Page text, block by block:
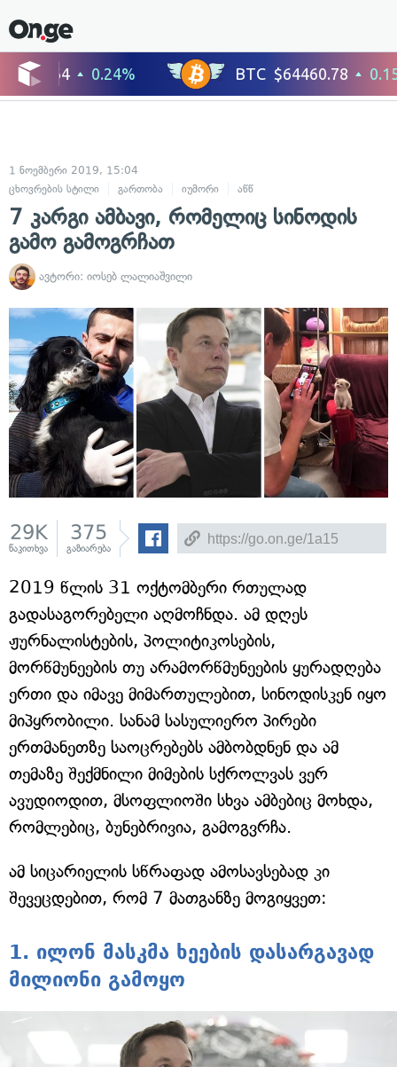
1 ნოემბერი 2019, 15:04
ცხოვრების სტილი
გართობა იუმორი აწწ
7 კარგი ამბავი, რომელიც სინოდის
გამო გამოგრჩათ
ავტორი: იოსებ ლალიაშვილი
29K
წაკითხვა
375
გაზიარება
2019 წლის 31 ოქტომბერი რთულად
გადასაგორებელი აღმოჩნდა. ამ დღეს
ჟურნალისტების, პოლიტიკოსების,
მორწმუნეების თუ არამორწმუნეების ყურადღება
ერთი და იმავე მიმართულებით, სინოდისკენ იყო
მიპყრობილი. სანამ სასულიერო პირები
ერთმანეთზე საოცრებებს ამბობდნენ და ამ
თემაზე შექმნილი მიმების სქროლვას ვერ
ავუდიოდით, მსოფლიოში სხვა ამბებიც მოხდა,
რომლებიც, ბუნებრივია, გამოგვრჩა.
ამ სიცარიელის სწრაფად ამოსავსებად კი
შევეცდებით, რომ 7 მათგანზე მოგიყვეთ:
1. ილონ მასკმა ხეების დასარგავად
მილიონი გამოყო